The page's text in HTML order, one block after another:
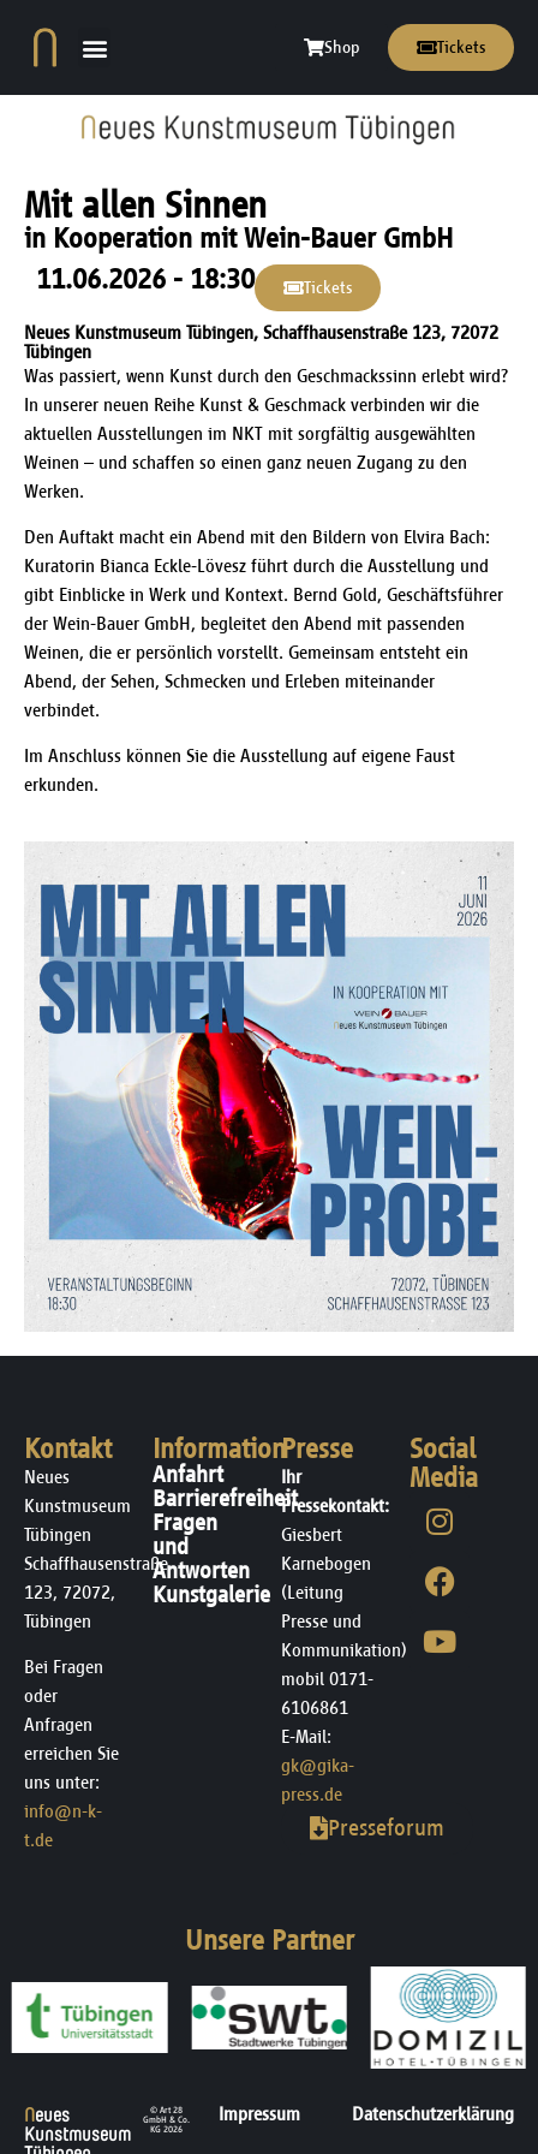
springen
Tickets
Shop
Mit allen Sinnen
in Kooperation mit Wein-Bauer GmbH
11.06.2026 - 18:30
Tickets
Neues Kunstmuseum Tübingen, Schaffhausenstraße 123, 72072
Tübingen
Was passiert, wenn Kunst durch den Geschmackssinn erlebt wird?
In unserer neuen Reihe Kunst & Geschmack verbinden wir die
aktuellen Ausstellungen im NKT mit sorgfältig ausgewählten
Weinen – und schaffen so einen ganz neuen Zugang zu den
Werken.
Den Auftakt macht ein Abend mit den Bildern von Elvira Bach:
Kuratorin Bianca Eckle-Lövesz führt durch die Ausstellung und
gibt Einblicke in Werk und Kontext. Bernd Gold, Geschäftsführer
der Wein-Bauer GmbH, begleitet den Abend mit passenden
Weinen, die er persönlich vorstellt. Gemeinsam entsteht ein
Abend, der Sehen, Schmecken und Erleben miteinander
verbindet.
Im Anschluss können Sie die Ausstellung auf eigene Faust
erkunden.
Kontakt
Neues
Kunstmuseum
Tübingen
Schaffhausenstraße
123, 72072,
Tübingen
Bei Fragen
oder
Anfragen
erreichen Sie
uns unter:
info@n-k-
t.de
Information
Anfahrt
Barrierefreiheit
Fragen
und
Antworten
Kunstgalerie
Presse
Ihr
Pressekontakt:
Giesbert
Karnebogen
(Leitung
Presse und
Kommunikation)
mobil 0171-
6106861
E-Mail:
gk@gika-
press.de
Presseforum
Social
Media
Unsere Partner
Neues
Kunstmuseum
© Art 28
GmbH & Co.
KG 2026
Impressum Datenschutzerklärung